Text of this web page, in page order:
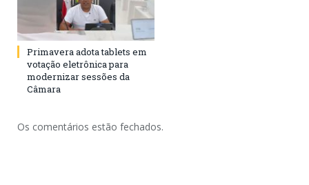
Primavera adota tablets em
votação eletrônica para
modernizar sessões da
Câmara
Os comentários estão fechados.